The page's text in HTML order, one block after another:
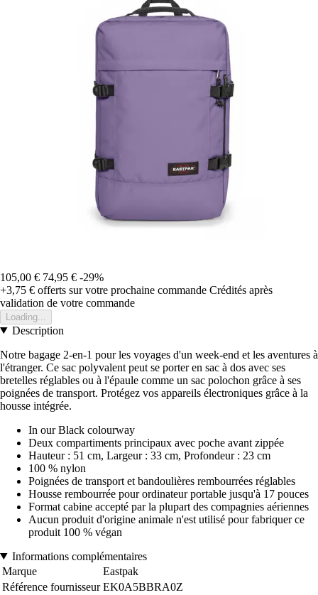
105,00 € 74,95 € -29%
+3,75 € offerts sur votre prochaine commande Crédités après
validation de votre commande
Loading...
Description
Notre bagage 2-en-1 pour les voyages d'un week-end et les aventures à
l'étranger. Ce sac polyvalent peut se porter en sac à dos avec ses
bretelles réglables ou à l'épaule comme un sac polochon grâce à ses
poignées de transport. Protégez vos appareils électroniques grâce à la
housse intégrée.
In our Black colourway
Deux compartiments principaux avec poche avant zippée
Hauteur : 51 cm, Largeur : 33 cm, Profondeur : 23 cm
100 % nylon
Poignées de transport et bandoulières rembourrées réglables
Housse rembourrée pour ordinateur portable jusqu'à 17 pouces
Format cabine accepté par la plupart des compagnies aériennes
Aucun produit d'origine animale n'est utilisé pour fabriquer ce
produit 100 % végan
Informations complémentaires
Marque
Eastpak
Référence fournisseur EK0A5BBRA0Z